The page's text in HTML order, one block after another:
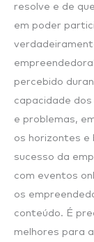
resolve e de
em poder
percebido
capacidade
e problemas,
os horizontes e
sucesso da
com eventos
os
conteúdo. É
melhores para